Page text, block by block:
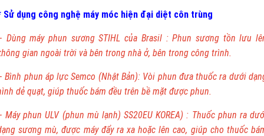
Sử dụng công nghệ máy móc hiện đại diệt côn trùng
Dùng máy phun sương STIHL của Brasil : Phun sương tồn lưu
gian ngoài trời và bên trong nhà ở, bên trong công trình.
Bình phun áp lực Semco (Nhật Bản): Vòi phun đưa thuốc ra dưới
dẻ quạt, giúp thuốc bám đều trên bề mặt được phun.
Máy phun ULV (phun mù lạnh) SS20EU KOREA) : Thuốc phun ra
sương mù, được máy đẩy ra xa hoặc lên cao, giúp cho thuốc